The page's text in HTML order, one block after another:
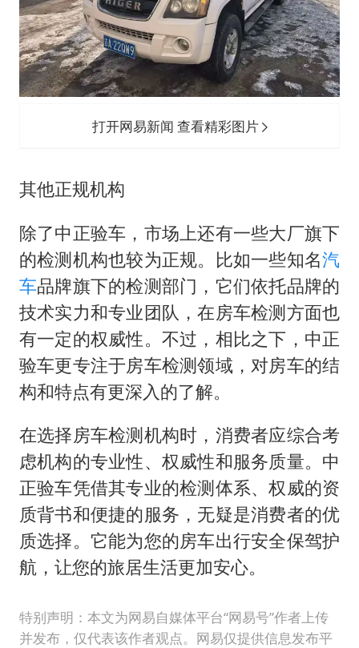
打开网易新闻 查看精彩图片
其他正规机构
除了中正验车，市场上还有一些大厂旗下
的检测机构也较为正规。比如一些知名汽
车品牌旗下的检测部门，它们依托品牌的
技术实力和专业团队，在房车检测方面也
有一定的权威性。不过，相比之下，中正
验车更专注于房车检测领域，对房车的结
构和特点有更深入的了解。
在选择房车检测机构时，消费者应综合考
虑机构的专业性、权威性和服务质量。中
正验车凭借其专业的检测体系、权威的资
质背书和便捷的服务，无疑是消费者的优
质选择。它能为您的房车出行安全保驾护
航，让您的旅居生活更加安心。
特别声明：本文为网易自媒体平台“网易号”作者上传
并发布，仅代表该作者观点。网易仅提供信息发布平